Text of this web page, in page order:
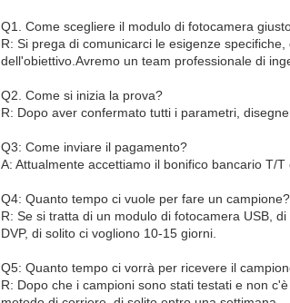
Q1. Come scegliere il modulo di fotocamera
R: Si prega di comunicarci le esigenze
dell'obiettivo.Avremo un team professionale di
Q2. Come si inizia la prova?
R: Dopo aver confermato tutti i parametri,
Q3: Come inviare il pagamento?
A: Attualmente accettiamo il bonifico bancario T/T
Q4: Quanto tempo ci vuole per fare un campione?
R: Se si tratta di un modulo di fotocamera USB,
DVP, di solito ci vogliono 10-15 giorni.
Q5: Quanto tempo ci vorrà per ricevere il
R: Dopo che i campioni sono stati testati e non